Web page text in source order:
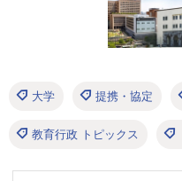
大学 提携・協定
教育行政 トピックス